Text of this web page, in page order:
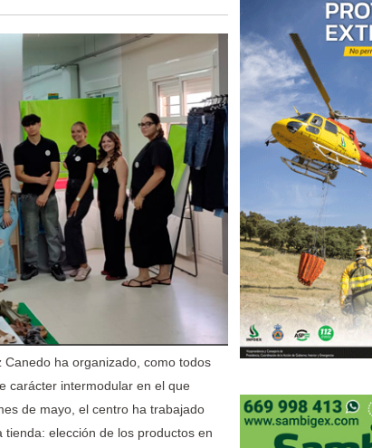
Canedo ha organizado, como todos
carácter intermodular en el que
de mayo, el centro ha trabajado
elección de los productos en